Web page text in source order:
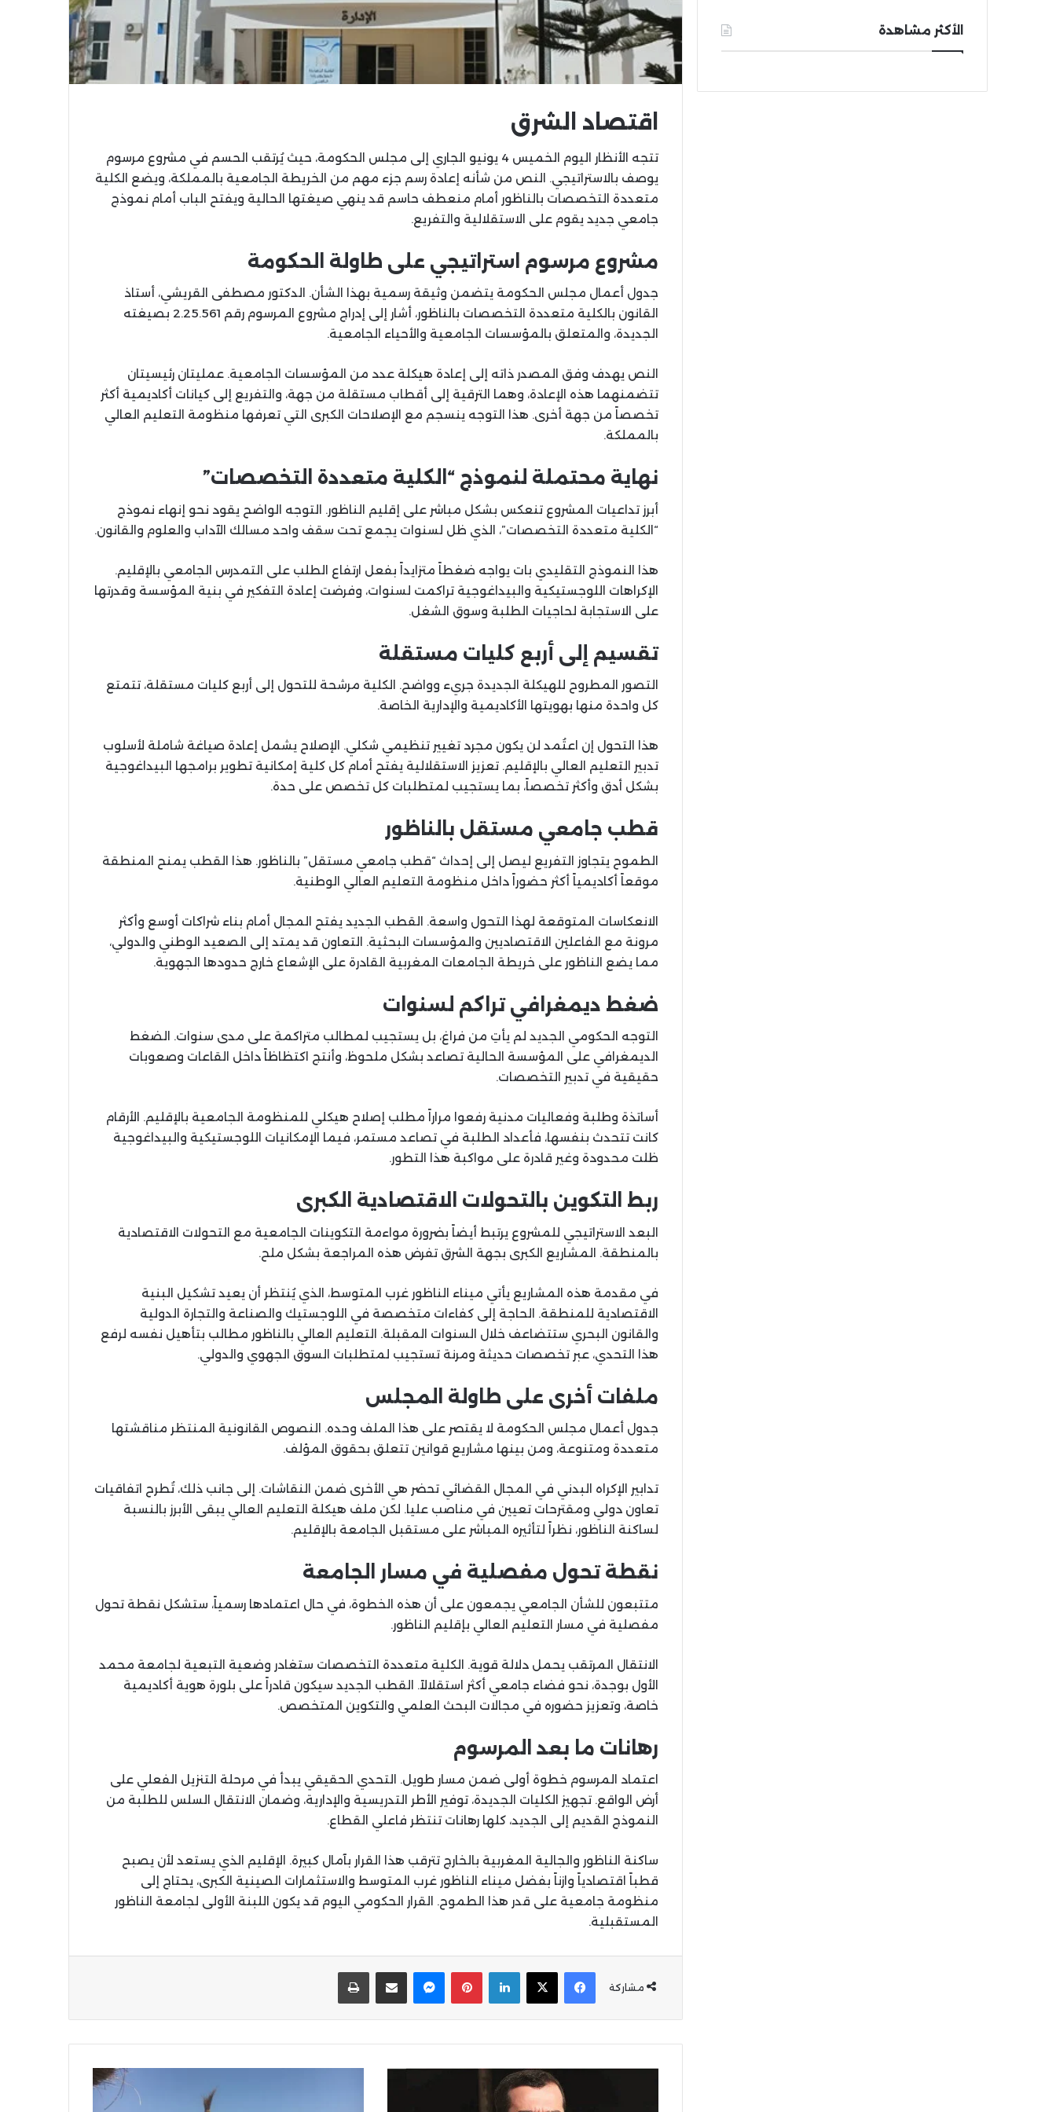
اقتصاد الشرق
تتجه الأنظار اليوم الخميس 4 يونيو الجاري إلى مجلس الحكومة، حيث يُرتقب الحسم في مشروع مرسوم
يوصف بالاستراتيجي. النص من شأنه إعادة رسم جزء مهم من الخريطة الجامعية بالمملكة، ويضع الكلية
متعددة التخصصات بالناظور أمام منعطف حاسم قد ينهي صيغتها الحالية ويفتح الباب أمام نموذج
جامعي جديد يقوم على الاستقلالية والتفريع.
مشروع مرسوم استراتيجي على طاولة الحكومة
جدول أعمال مجلس الحكومة يتضمن وثيقة رسمية بهذا الشأن. الدكتور مصطفى القريشي، أستاذ
القانون بالكلية متعددة التخصصات بالناظور، أشار إلى إدراج مشروع المرسوم رقم 2.25.561 بصيغته
الجديدة، والمتعلق بالمؤسسات الجامعية والأحياء الجامعية.
النص يهدف وفق المصدر ذاته إلى إعادة هيكلة عدد من المؤسسات الجامعية. عمليتان رئيسيتان
تتضمنهما هذه الإعادة، وهما الترقية إلى أقطاب مستقلة من جهة، والتفريع إلى كيانات أكاديمية أكثر
تخصصاً من جهة أخرى. هذا التوجه ينسجم مع الإصلاحات الكبرى التي تعرفها منظومة التعليم العالي
بالمملكة.
نهاية محتملة لنموذج “الكلية متعددة التخصصات”
أبرز تداعيات المشروع تنعكس بشكل مباشر على إقليم الناظور. التوجه الواضح يقود نحو إنهاء نموذج
“الكلية متعددة التخصصات”، الذي ظل لسنوات يجمع تحت سقف واحد مسالك الآداب والعلوم والقانون.
هذا النموذج التقليدي بات يواجه ضغطاً متزايداً بفعل ارتفاع الطلب على التمدرس الجامعي بالإقليم.
الإكراهات اللوجستيكية والبيداغوجية تراكمت لسنوات، وفرضت إعادة التفكير في بنية المؤسسة وقدرتها
على الاستجابة لحاجيات الطلبة وسوق الشغل.
تقسيم إلى أربع كليات مستقلة
التصور المطروح للهيكلة الجديدة جريء وواضح. الكلية مرشحة للتحول إلى أربع كليات مستقلة، تتمتع
كل واحدة منها بهويتها الأكاديمية والإدارية الخاصة.
هذا التحول إن اعتُمد لن يكون مجرد تغيير تنظيمي شكلي. الإصلاح يشمل إعادة صياغة شاملة لأسلوب
تدبير التعليم العالي بالإقليم. تعزيز الاستقلالية يفتح أمام كل كلية إمكانية تطوير برامجها البيداغوجية
بشكل أدق وأكثر تخصصاً، بما يستجيب لمتطلبات كل تخصص على حدة.
قطب جامعي مستقل بالناظور
الطموح يتجاوز التفريع ليصل إلى إحداث “قطب جامعي مستقل” بالناظور. هذا القطب يمنح المنطقة
موقعاً أكاديمياً أكثر حضوراً داخل منظومة التعليم العالي الوطنية.
الانعكاسات المتوقعة لهذا التحول واسعة. القطب الجديد يفتح المجال أمام بناء شراكات أوسع وأكثر
مرونة مع الفاعلين الاقتصاديين والمؤسسات البحثية. التعاون قد يمتد إلى الصعيد الوطني والدولي،
مما يضع الناظور على خريطة الجامعات المغربية القادرة على الإشعاع خارج حدودها الجهوية.
ضغط ديمغرافي تراكم لسنوات
التوجه الحكومي الجديد لم يأتِ من فراغ، بل يستجيب لمطالب متراكمة على مدى سنوات. الضغط
الديمغرافي على المؤسسة الحالية تصاعد بشكل ملحوظ، وأنتج اكتظاظاً داخل القاعات وصعوبات
حقيقية في تدبير التخصصات.
أساتذة وطلبة وفعاليات مدنية رفعوا مراراً مطلب إصلاح هيكلي للمنظومة الجامعية بالإقليم. الأرقام
كانت تتحدث بنفسها، فأعداد الطلبة في تصاعد مستمر، فيما الإمكانيات اللوجستيكية والبيداغوجية
ظلت محدودة وغير قادرة على مواكبة هذا التطور.
ربط التكوين بالتحولات الاقتصادية الكبرى
البعد الاستراتيجي للمشروع يرتبط أيضاً بضرورة مواءمة التكوينات الجامعية مع التحولات الاقتصادية
بالمنطقة. المشاريع الكبرى بجهة الشرق تفرض هذه المراجعة بشكل ملح.
في مقدمة هذه المشاريع يأتي ميناء الناظور غرب المتوسط، الذي يُنتظر أن يعيد تشكيل البنية
الاقتصادية للمنطقة. الحاجة إلى كفاءات متخصصة في اللوجستيك والصناعة والتجارة الدولية
والقانون البحري ستتضاعف خلال السنوات المقبلة. التعليم العالي بالناظور مطالب بتأهيل نفسه لرفع
هذا التحدي، عبر تخصصات حديثة ومرنة تستجيب لمتطلبات السوق الجهوي والدولي.
ملفات أخرى على طاولة المجلس
جدول أعمال مجلس الحكومة لا يقتصر على هذا الملف وحده. النصوص القانونية المنتظر مناقشتها
متعددة ومتنوعة، ومن بينها مشاريع قوانين تتعلق بحقوق المؤلف.
تدابير الإكراه البدني في المجال القضائي تحضر هي الأخرى ضمن النقاشات. إلى جانب ذلك، تُطرح اتفاقيات
تعاون دولي ومقترحات تعيين في مناصب عليا. لكن ملف هيكلة التعليم العالي يبقى الأبرز بالنسبة
لساكنة الناظور، نظراً لتأثيره المباشر على مستقبل الجامعة بالإقليم.
نقطة تحول مفصلية في مسار الجامعة
متتبعون للشأن الجامعي يجمعون على أن هذه الخطوة، في حال اعتمادها رسمياً، ستشكل نقطة تحول
مفصلية في مسار التعليم العالي بإقليم الناظور.
الانتقال المرتقب يحمل دلالة قوية. الكلية متعددة التخصصات ستغادر وضعية التبعية لجامعة محمد
الأول بوجدة، نحو فضاء جامعي أكثر استقلالاً. القطب الجديد سيكون قادراً على بلورة هوية أكاديمية
خاصة، وتعزيز حضوره في مجالات البحث العلمي والتكوين المتخصص.
رهانات ما بعد المرسوم
اعتماد المرسوم خطوة أولى ضمن مسار طويل. التحدي الحقيقي يبدأ في مرحلة التنزيل الفعلي على
أرض الواقع. تجهيز الكليات الجديدة، توفير الأطر التدريسية والإدارية، وضمان الانتقال السلس للطلبة من
النموذج القديم إلى الجديد، كلها رهانات تنتظر فاعلي القطاع.
ساكنة الناظور والجالية المغربية بالخارج تترقب هذا القرار بآمال كبيرة. الإقليم الذي يستعد لأن يصبح
قطباً اقتصادياً وازناً بفضل ميناء الناظور غرب المتوسط والاستثمارات الصينية الكبرى، يحتاج إلى
منظومة جامعية على قدر هذا الطموح. القرار الحكومي اليوم قد يكون اللبنة الأولى لجامعة الناظور
المستقبلية.
مشاركة
Facebook
X
LinkedIn
Pinterest
Messengerالمشاركة عبر البريد الإلكترونياطبعها
الأكثر مشاهدة